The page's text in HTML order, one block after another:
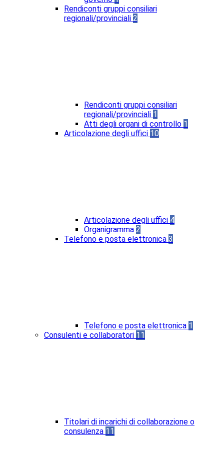
Rendiconti gruppi consiliari
regionali/provinciali 2
Rendiconti gruppi consiliari
regionali/provinciali 1
Atti degli organi di controllo 1
Articolazione degli uffici 10
Articolazione degli uffici 4
Organigramma 2
Telefono e posta elettronica 3
Telefono e posta elettronica 1
Consulenti e collaboratori 11
Titolari di incarichi di collaborazione o
consulenza 11